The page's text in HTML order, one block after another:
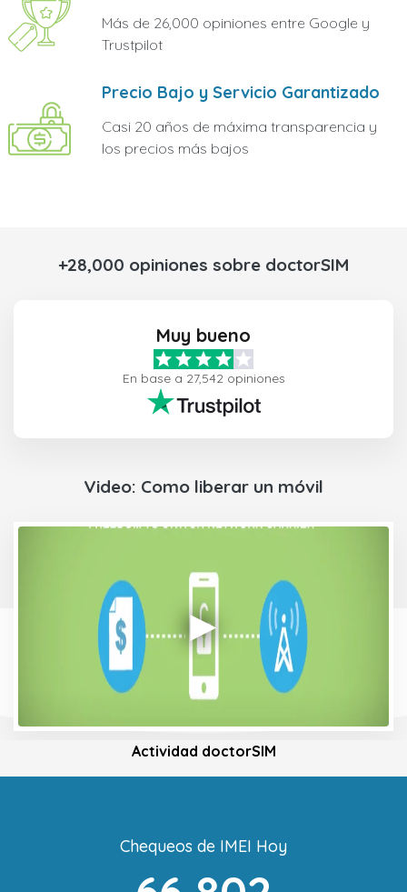
Más de 26,000 opiniones entre Google y
Trustpilot
Precio Bajo y Servicio Garantizado
Casi 20 años de máxima transparencia y
los precios más bajos
+28,000 opiniones sobre doctorSIM
Muy bueno
En base a 27,542 opiniones
Video: Como liberar un móvil
Actividad doctorSIM
Chequeos de IMEI Hoy